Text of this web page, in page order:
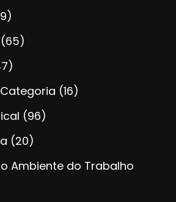
(65)
(16)
(96)
(20)
Ambiente do Trabalho